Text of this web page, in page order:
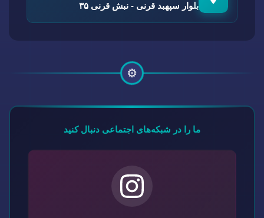
بلوار سپهبد قرنی - نبش قرنی ۳۵
⚙️
ما را در شبکه‌های اجتماعی دنبال کنید